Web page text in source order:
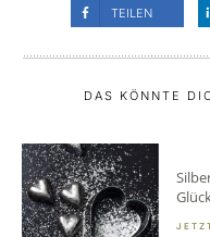
TEILEN
DAS KÖNNTE